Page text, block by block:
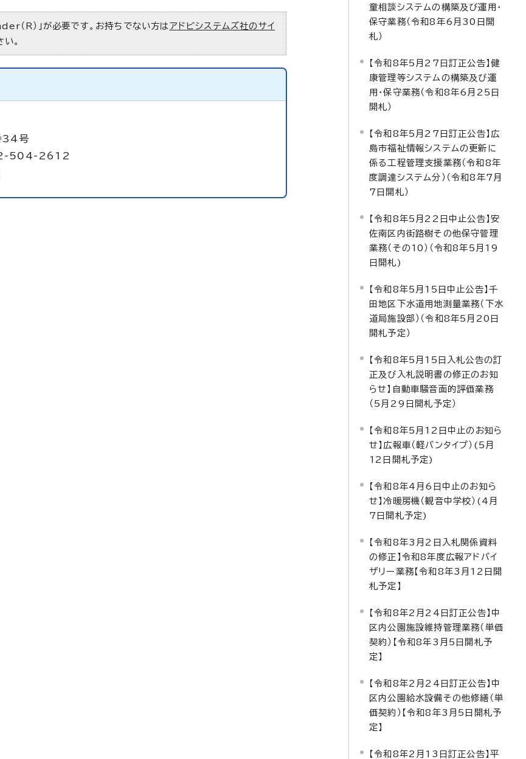
（R）」が必要です。お持ちでない方は アドビシステムズ社のサイ
。
34号
504-2612
童相談システムの構築及び運用・
保守業務（令和8年6月30日開
札）
【令和8年5月27日訂正公告】健
康管理等システムの構築及び運
用・保守業務（令和8年6月25日
開札）
【令和8年5月27日訂正公告】広
島市福祉情報システムの更新に
係る工程管理支援業務（令和8年
度調達システム分）（令和8年7月
7日開札）
【令和8年5月22日中止公告】安
佐南区内街路樹その他保守管理
業務（その10）（令和8年5月19
日開札)
【令和8年5月15日中止公告】千
田地区下水道用地測量業務（下水
道局施設部）（令和8年5月20日
開札予定）
【令和8年5月15日入札公告の訂
正及び入札説明書の修正のお知
らせ】自動車騒音面的評価業務
（5月29日開札予定）
【令和8年5月12日中止のお知ら
せ】広報車（軽バンタイプ）(5月
12日開札予定)
【令和8年4月6日中止のお知ら
せ】冷暖房機（観音中学校）(4月
7日開札予定)
【令和8年3月2日入札関係資料
の修正】令和8年度広報アドバイ
ザリー業務【令和8年3月12日開
札予定】
【令和8年2月24日訂正公告】中
区内公園施設維持管理業務（単価
契約）【令和8年3月5日開札予
定】
【令和8年2月24日訂正公告】中
区内公園給水設備その他修繕（単
価契約）【令和8年3月5日開札予
定】
【令和8年2月13日訂正公告】平